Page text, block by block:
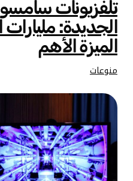
الجديدة:
الميزة الأهم
منوعات